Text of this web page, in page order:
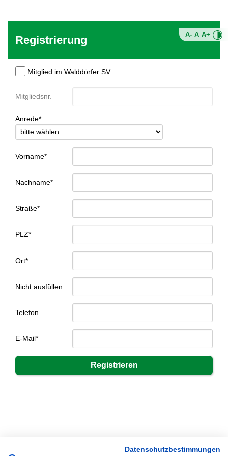
A- A A+
Registrierung
Mitglied im Walddörfer SV
Mitgliedsnr.
Anrede*
Vorname*
Nachname*
Straße*
PLZ*
Ort*
Nicht ausfüllen
Telefon
E-Mail*
Datenschutzbestimmungen